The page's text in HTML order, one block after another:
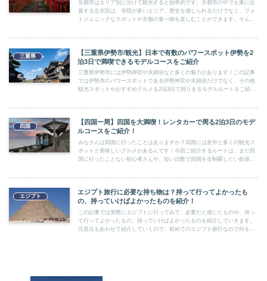
京都市はエリア別に分けて観光すると効率的です。京都市の中でも東に位
置する左京区は、寺院が多いエリア。歴史を感じられるだけでなく、フォ
トジェニックなスポットや京都の食べ物を楽しむことができます。そんな
三重県
【三重県伊勢市/観光】日本で有数のパワースポット伊勢を2
泊3日で満喫できるモデルコースをご紹介
三重県伊勢市には伊勢神宮や夫婦岩など多くの魅力があります！この記事
では伊勢市のパワースポットである伊勢神宮や夫婦岩だけでなく、その他
観光スポットやおすすめグルメを2泊3日で回りきるモデルルートをご紹介
四国
【四国一周】四国を大満喫！レンタカーで周る2泊3日のモデ
ルコースをご紹介！
みなさんは四国に行ったことはありますか？四国には意外と多くの観光ス
ポットと美味しいグルメがあるんです！今回ご紹介するルートは、まだ四
国に行ったことない初心者さんや、短い日数で四国を全制覇したい欲張り
エジプト
エジプト旅行に必要な持ち物は？持って行ってよかったも
の、持っていけばよかったものを紹介！
この記事では実際にエジプトに行ってみて、必要だと感じたものや、持っ
て行ってよかったもの、持っていけばよかったものを紹介していきます。
注意点もあわせて紹介していくので、初めてのエジプト旅行なので何を持